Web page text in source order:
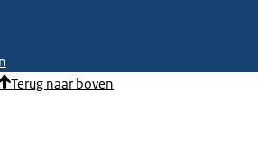
Terug naar boven